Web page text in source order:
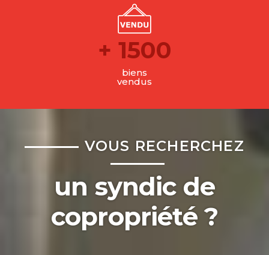
+ 1500
biens
vendus
VOUS RECHERCHEZ
un syndic de
copropriété ?